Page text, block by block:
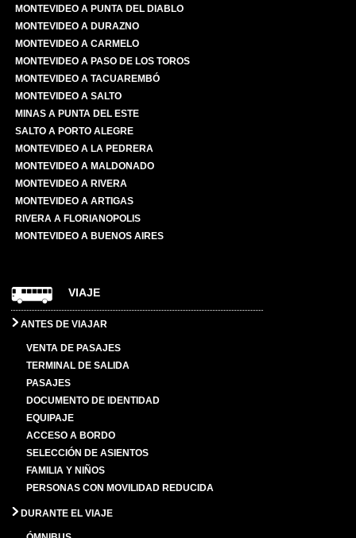
MONTEVIDEO A PUNTA DEL DIABLO
MONTEVIDEO A DURAZNO
MONTEVIDEO A CARMELO
MONTEVIDEO A PASO DE LOS TOROS
MONTEVIDEO A TACUAREMBÓ
MONTEVIDEO A SALTO
MINAS A PUNTA DEL ESTE
SALTO A PORTO ALEGRE
MONTEVIDEO A LA PEDRERA
MONTEVIDEO A MALDONADO
MONTEVIDEO A RIVERA
MONTEVIDEO A ARTIGAS
RIVERA A FLORIANOPOLIS
MONTEVIDEO A BUENOS AIRES
VIAJE
ANTES DE VIAJAR
VENTA DE PASAJES
TERMINAL DE SALIDA
PASAJES
DOCUMENTO DE IDENTIDAD
EQUIPAJE
ACCESO A BORDO
SELECCIÓN DE ASIENTOS
FAMILIA Y NIÑOS
PERSONAS CON MOVILIDAD REDUCIDA
DURANTE EL VIAJE